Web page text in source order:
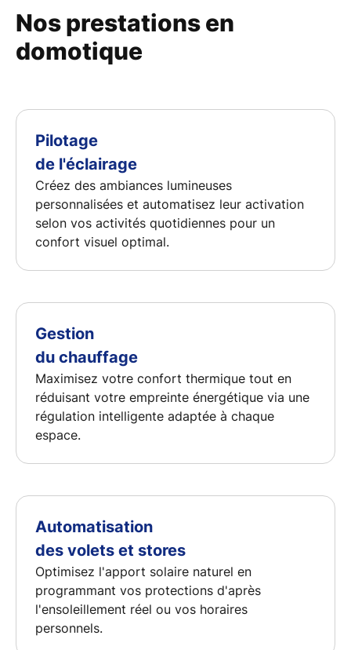
Nos prestations en
domotique
Pilotage
de l'éclairage
Créez des ambiances lumineuses
personnalisées et automatisez leur activation
selon vos activités quotidiennes pour un
confort visuel optimal.
Gestion
du chauffage
Maximisez votre confort thermique tout en
réduisant votre empreinte énergétique via une
régulation intelligente adaptée à chaque
espace.
Automatisation
des volets et stores
Optimisez l'apport solaire naturel en
programmant vos protections d'après
l'ensoleillement réel ou vos horaires
personnels.